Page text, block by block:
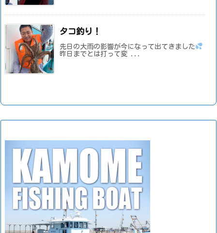
タコ釣り！
先日の大雨の影響が今になって出てきました
昨日までとは打って変 ...